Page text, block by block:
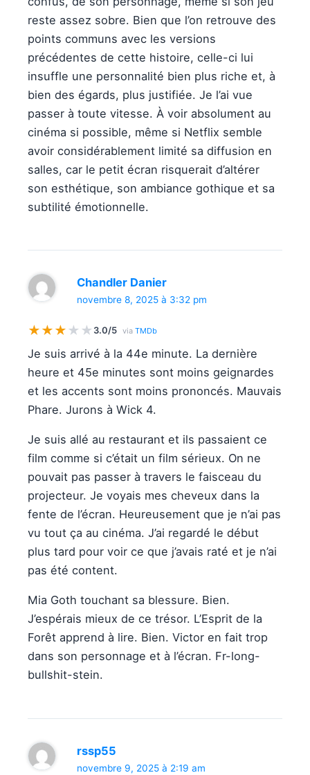
reste assez sobre. Bien que l’on retrouve des
points communs avec les versions
précédentes de cette histoire, celle-ci lui
insuffle une personnalité bien plus riche et, à
bien des égards, plus justifiée. Je l’ai vue
passer à toute vitesse. À voir absolument au
cinéma si possible, même si Netflix semble
avoir considérablement limité sa diffusion en
salles, car le petit écran risquerait d’altérer
son esthétique, son ambiance gothique et sa
subtilité émotionnelle.
Chandler Danier
novembre 8, 2025 à 3:32 pm
★★★★ ★ 3.0/5 via TMDb
Je suis arrivé à la 44e minute. La dernière
heure et 45e minutes sont moins geignardes
et les accents sont moins prononcés. Mauvais
Phare. Jurons à Wick 4.
Je suis allé au restaurant et ils passaient ce
film comme si c’était un film sérieux. On ne
pouvait pas passer à travers le faisceau du
projecteur. Je voyais mes cheveux dans la
fente de l’écran. Heureusement que je n’ai pas
vu tout ça au cinéma. J’ai regardé le début
plus tard pour voir ce que j’avais raté et je n’ai
pas été content.
Mia Goth touchant sa blessure. Bien.
J’espérais mieux de ce trésor. L’Esprit de la
Forêt apprend à lire. Bien. Victor en fait trop
dans son personnage et à l’écran. Fr-long-
bullshit-stein.
rssp55
novembre 9, 2025 à 2:19 am